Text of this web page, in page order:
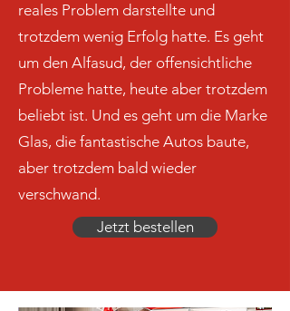
reales Problem darstellte und
trotzdem wenig Erfolg hatte. Es geht
um den Alfasud, der offensichtliche
Probleme hatte, heute aber trotzdem
beliebt ist. Und es geht um die Marke
Glas, die fantastische Autos baute,
aber trotzdem bald wieder
verschwand.
Jetzt bestellen